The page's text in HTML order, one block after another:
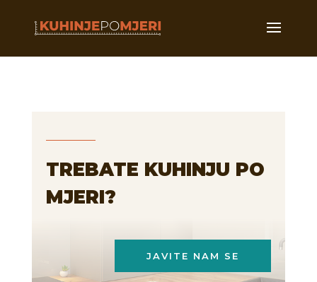
TREBATE KUHINJU PO
MJERI?
JAVITE NAM SE